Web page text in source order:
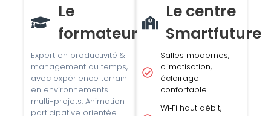
Le
formateur
Expert en productivité &
management du temps,
avec expérience terrain
en environnements
multi-projets. Animation
participative orientée
Le centre
Smartfuture
Salles modernes,
climatisation,
éclairage
confortable
Wi‑Fi haut débit,